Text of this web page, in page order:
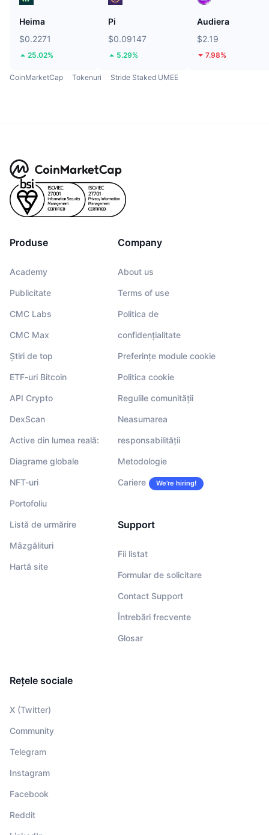
Heima
$0.2271
25.02%
Pi
$0.09147
5.29%
Audiera
$2.19
7.98%
CoinMarketCap Tokenuri Stride Staked UMEE
Produse
Academy
Publicitate
CMC Labs
CMC Max
Știri de top
ETF-uri Bitcoin
API Crypto
DexScan
Active din lumea reală:
Diagrame globale
NFT-uri
Portofoliu
Listă de urmărire
Mâzgălituri
Hartă site
Company
About us
Terms of use
Politica de
confidențialitate
Preferințe module cookie
Politica cookie
Regulile comunității
Neasumarea
responsabilității
Metodologie
Cariere We’re hiring!
Support
Fii listat
Formular de solicitare
Contact Support
Întrebări frecvente
Glosar
Rețele sociale
X (Twitter)
Community
Telegram
Instagram
Facebook
Reddit